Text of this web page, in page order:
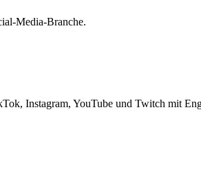
Media-Branche.
Instagram, YouTube und Twitch mit